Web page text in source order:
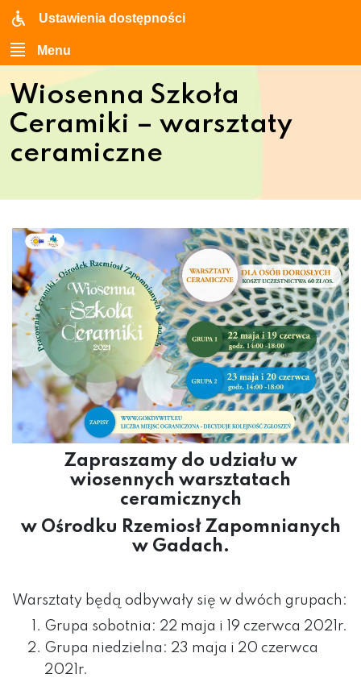
Ustawienia dostępności
Menu
Wiosenna Szkoła
Ceramiki – warsztaty
ceramiczne
Zapraszamy do udziału w
wiosennych warsztatach
ceramicznych
w Ośrodku Rzemiosł Zapomnianych
w Gadach.
Warsztaty będą odbywały się w dwóch grupach:
Grupa sobotnia: 22 maja i 19 czerwca 2021r.
Grupa niedzielna: 23 maja i 20 czerwca
2021r.